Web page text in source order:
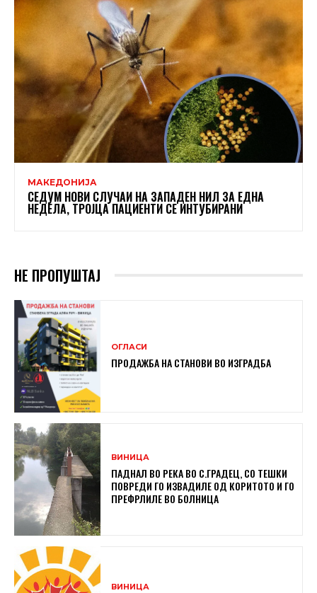
МАКЕДОНИЈА
СЕДУМ НОВИ СЛУЧАИ НА ЗАПАДЕН НИЛ ЗА ЕДНА
НЕДЕЛА, ТРОЈЦА ПАЦИЕНТИ СЕ ИНТУБИРАНИ
НЕ ПРОПУШТАЈ
ОГЛАСИ
ПРОДАЖБА НА СТАНОВИ ВО ИЗГРАДБА
ВИНИЦА
ПАДНАЛ ВО РЕКА ВО С.ГРАДЕЦ, СО ТЕШКИ
ПОВРЕДИ ГО ИЗВАДИЛЕ ОД КОРИТОТО И ГО
ПРЕФРЛИЛЕ ВО БОЛНИЦА
ВИНИЦА